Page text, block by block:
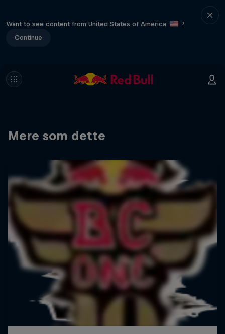
Want to see content from United States of America
?
Continue
Mere som dette